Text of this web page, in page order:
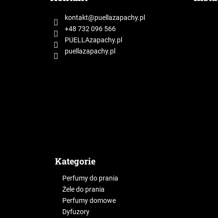
kontakt@puellazapachy.pl
+48 732 096 566
PUELLAzapachy.pl
puellazapachy.pl
Kategorie
Perfumy do prania
Żele do prania
Perfumy domowe
Dyfuzory